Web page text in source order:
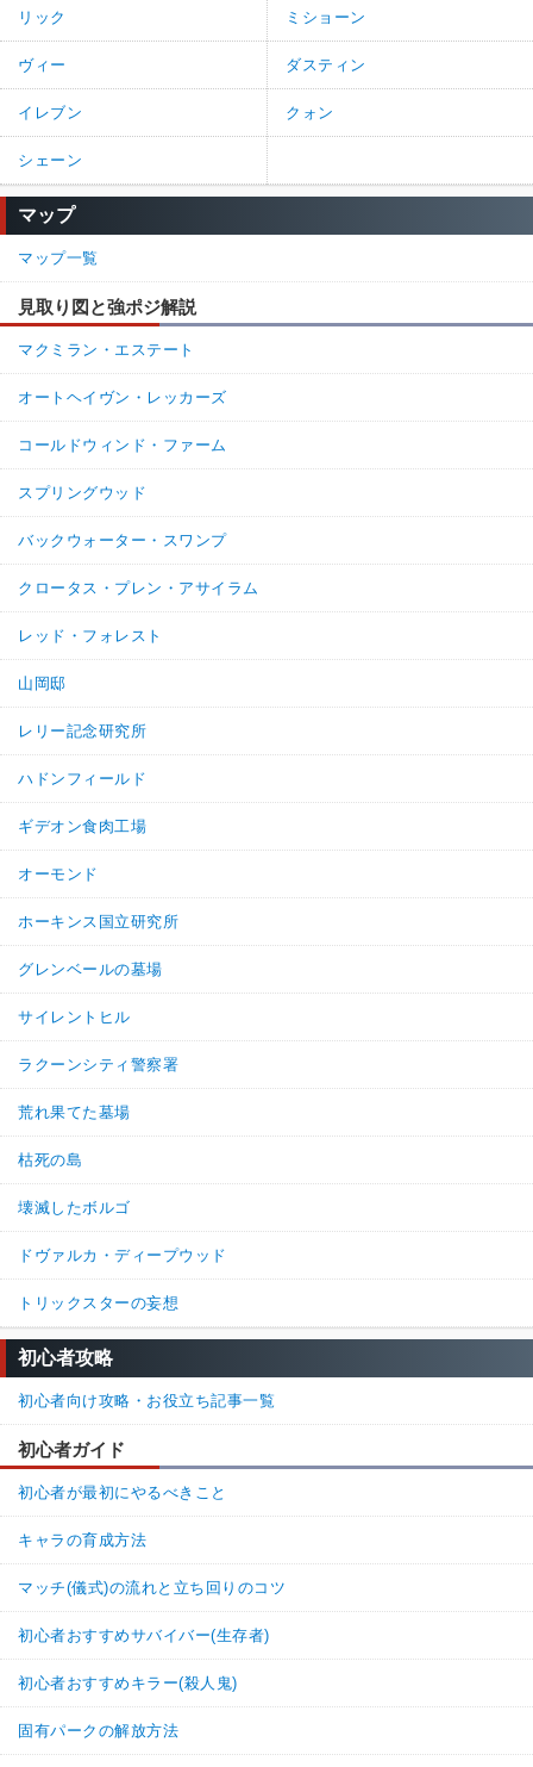
リック ミショーン
ヴィー ダスティン
イレブン クォン
シェーン
マップ
マップ一覧
見取り図と強ポジ解説
マクミラン・エステート
オートヘイヴン・レッカーズ
コールドウィンド・ファーム
スプリングウッド
バックウォーター・スワンプ
クロータス・プレン・アサイラム
レッド・フォレスト
山岡邸
レリー記念研究所
ハドンフィールド
ギデオン食肉工場
オーモンド
ホーキンス国立研究所
グレンベールの墓場
サイレントヒル
ラクーンシティ警察署
荒れ果てた墓場
枯死の島
壊滅したボルゴ
ドヴァルカ・ディープウッド
トリックスターの妄想
初心者攻略
初心者向け攻略・お役立ち記事一覧
初心者ガイド
初心者が最初にやるべきこと
キャラの育成方法
マッチ(儀式)の流れと立ち回りのコツ
初心者おすすめサバイバー(生存者)
初心者おすすめキラー(殺人鬼)
固有パークの解放方法